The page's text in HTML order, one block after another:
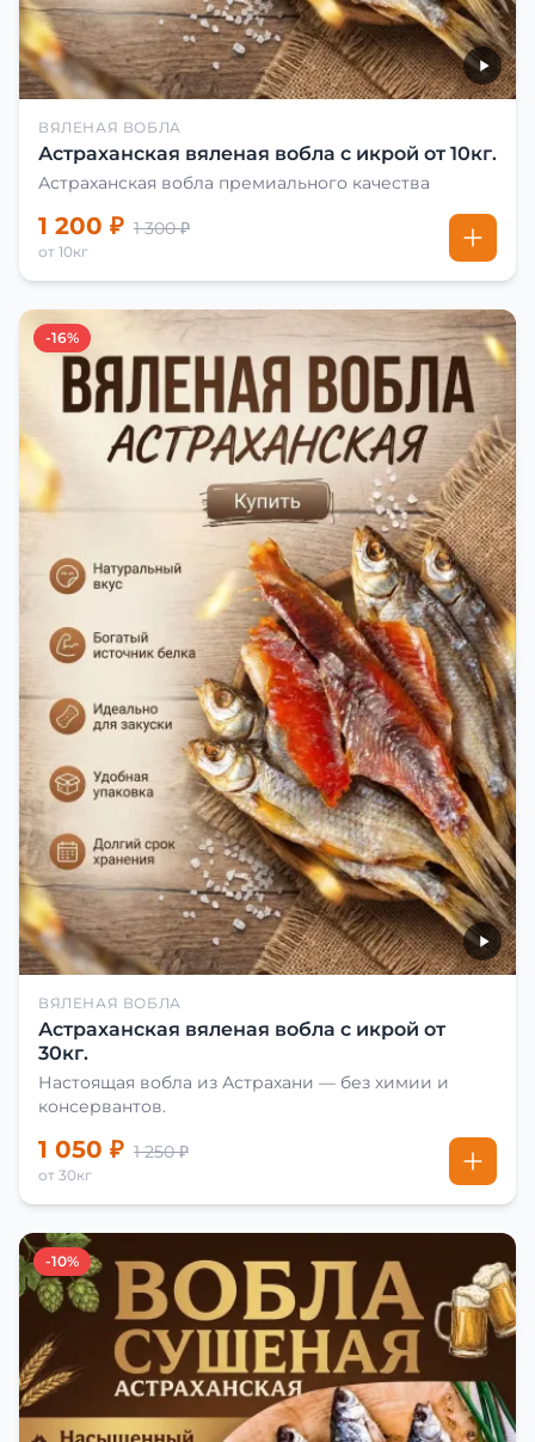
ВЯЛЕНАЯ ВОБЛА
Астраханская вяленая вобла с икрой от 10кг.
Астраханская вобла премиального качества
1 200 ₽ 1 300 ₽
от 10кг
-16%
ВЯЛЕНАЯ ВОБЛА
Астраханская вяленая вобла с икрой от
30кг.
Настоящая вобла из Астрахани — без химии и
консервантов.
1 050 ₽ 1 250 ₽
от 30кг
-10%